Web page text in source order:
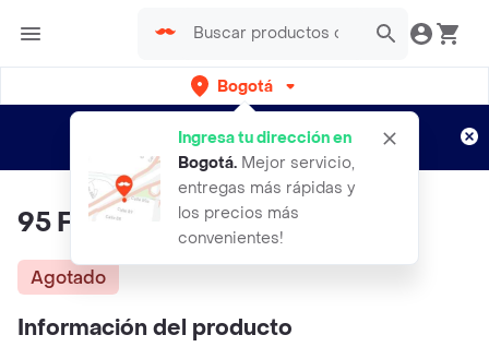
Bogotá
Ingresa tu dirección en
Bogotá. Mejor servicio,
entregas más rápidas y
los precios más
convenientes!
envíos gratis por semanas
Aplican TyC
95 Fantasía
Agotado
Información del producto